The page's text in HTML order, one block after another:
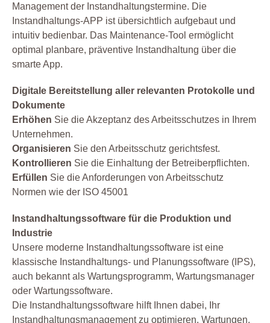
Management der Instandhaltungstermine. Die
Instandhaltungs-APP ist übersichtlich aufgebaut und
intuitiv bedienbar. Das Maintenance-Tool ermöglicht
optimal planbare, präventive Instandhaltung über die
smarte App.
Digitale Bereitstellung aller relevanten Protokolle und
Dokumente
Erhöhen Sie die Akzeptanz des Arbeitsschutzes in Ihrem
Unternehmen.
Organisieren Sie den Arbeitsschutz gerichtsfest.
Kontrollieren Sie die Einhaltung der Betreiberpflichten.
Erfüllen Sie die Anforderungen von Arbeitsschutz
Normen wie der ISO 45001
Instandhaltungssoftware für die Produktion und
Industrie
Unsere moderne Instandhaltungssoftware ist eine
klassische Instandhaltungs- und Planungssoftware (IPS),
auch bekannt als Wartungsprogramm, Wartungsmanager
oder Wartungssoftware.
Die Instandhaltungssoftware hilft Ihnen dabei, Ihr
Instandhaltungsmanagement zu optimieren. Wartungen,